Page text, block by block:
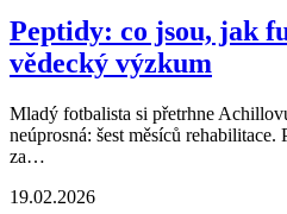
Peptidy: co jsou, jak
vědecký výzkum
Mladý fotbalista si přetrhne
neúprosná: šest měsíců
za…
19.02.2026